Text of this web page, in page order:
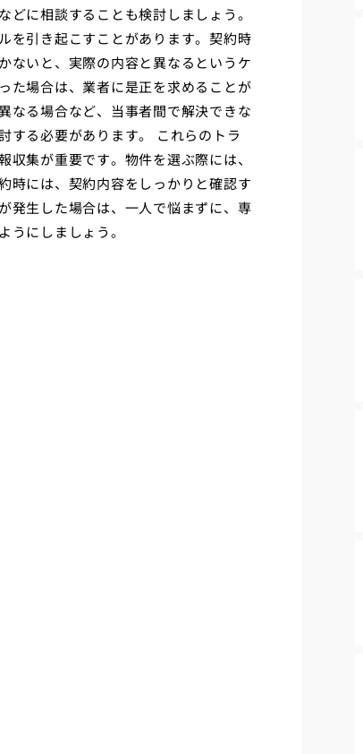
に相談することも検討しましょう。
を引き起こすことがあります。契約時
ないと、実際の内容と異なるというケ
た場合は、業者に是正を求めることが
なる場合など、当事者間で解決できな
する必要があります。 これらのトラ
集が重要です。物件を選ぶ際には、
時には、契約内容をしっかりと確認す
発生した場合は、一人で悩まずに、専
うにしましょう。